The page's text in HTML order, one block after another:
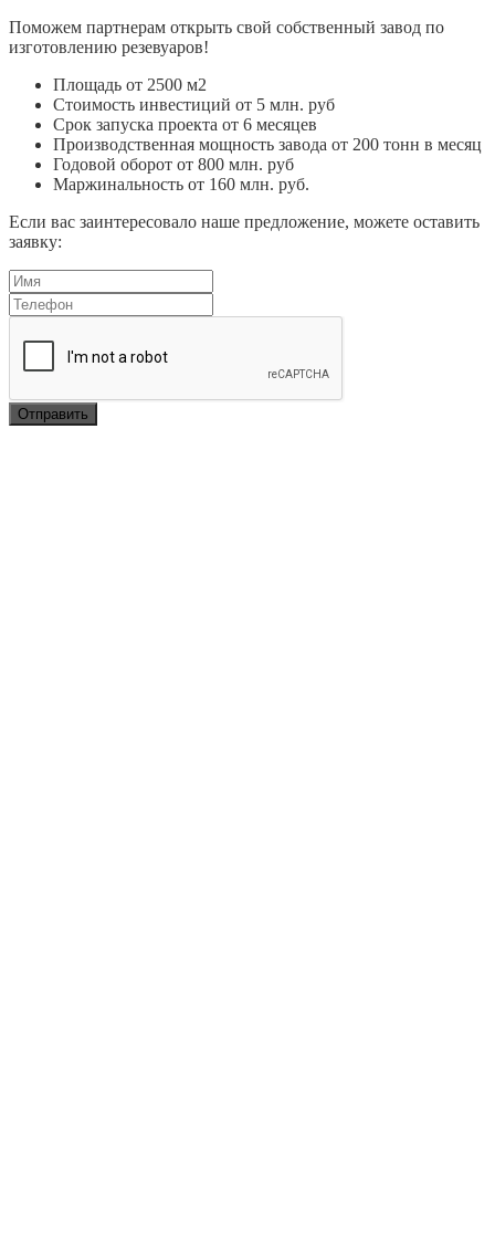
Поможем партнерам открыть свой собственный завод по
изготовлению резевуаров!
Площадь от 2500 м2
Стоимость инвестиций от 5 млн. руб
Срок запуска проекта от 6 месяцев
Производственная мощность завода от 200 тонн в месяц
Годовой оборот от 800 млн. руб
Маржинальность от 160 млн. руб.
Если вас заинтересовало наше предложение, можете оставить
заявку: